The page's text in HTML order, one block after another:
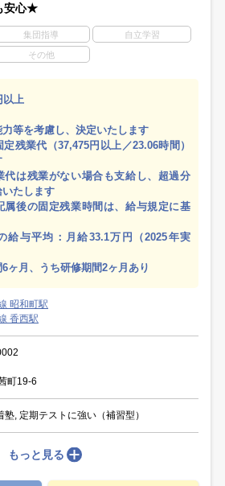
安心★
集団指導 自立学習
その他
以上
等を考慮し、決定いたします
残業代（37,475円以上／23.06時間）
は残業がない場合も支給し、超過分
たします
後の固定残業時間は、給与規定に基
給与平均：月給33.1万円（2025年実
ヶ月、うち研修期間2ヶ月あり
昭和町駅
香西駅
町19-6
塾, 定期テストに強い（補習型）
もっと見る